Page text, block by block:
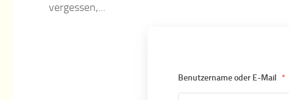
vergessen,...
Benutzername oder E-Mail *